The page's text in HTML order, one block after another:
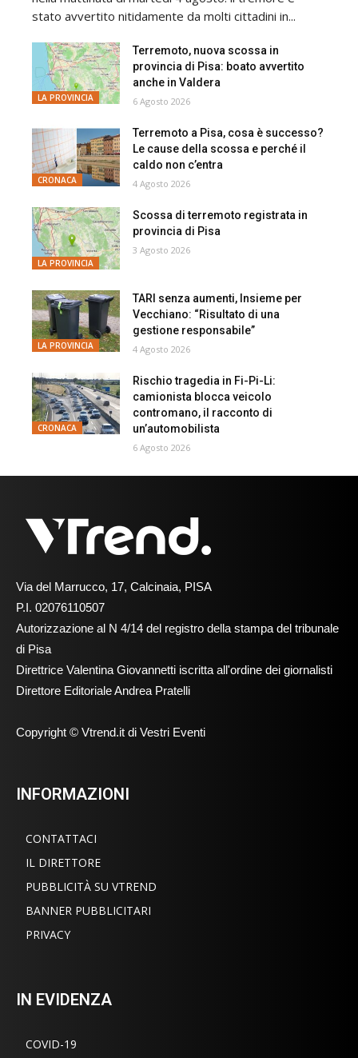
stato avvertito nitidamente da molti cittadini in...
LA PROVINCIA
Terremoto, nuova scossa in
provincia di Pisa: boato avvertito
anche in Valdera
6 Agosto 2026
CRONACA
Terremoto a Pisa, cosa è successo?
Le cause della scossa e perché il
caldo non c’entra
4 Agosto 2026
LA PROVINCIA
Scossa di terremoto registrata in
provincia di Pisa
3 Agosto 2026
LA PROVINCIA
TARI senza aumenti, Insieme per
Vecchiano: “Risultato di una
gestione responsabile”
4 Agosto 2026
CRONACA
Rischio tragedia in Fi-Pi-Li:
camionista blocca veicolo
contromano, il racconto di
un’automobilista
6 Agosto 2026
Via del Marrucco, 17, Calcinaia, PISA
P.I. 02076110507
Autorizzazione al N 4/14 del registro della stampa del tribunale
di Pisa
Direttrice Valentina Giovannetti iscritta all'ordine dei giornalisti
Direttore Editoriale Andrea Pratelli
Copyright © Vtrend.it di Vestri Eventi
INFORMAZIONI
CONTATTACI
IL DIRETTORE
PUBBLICITÀ SU VTREND
BANNER PUBBLICITARI
PRIVACY
IN EVIDENZA
COVID-19